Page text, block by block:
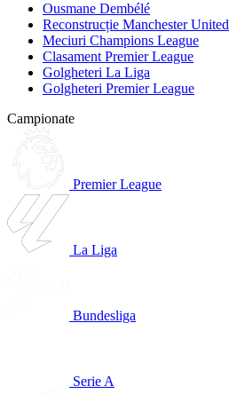
Ousmane Dembélé
Reconstrucție Manchester United
Meciuri Champions League
Clasament Premier League
Golgheteri La Liga
Golgheteri Premier League
Campionate
Premier League
La Liga
Bundesliga
Serie A